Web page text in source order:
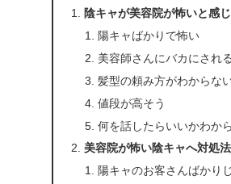
陰キャが美容院が怖いと感
陽キャばかりで怖い
美容師さんにバカにされ
髪型の頼み方がわからな
値段が高そう
何を話したらいいかわか
美容院が怖い陰キャへ対処法
陽キャのお客さんばかり